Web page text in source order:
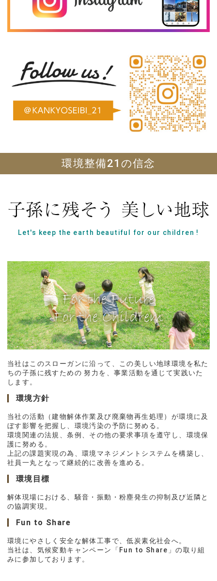
環境整備21の信念
Let's keep the earth beautiful for our children !
当社はこのスローガンに沿って、この美しい地球環境を私た
ちの子孫に残すための 努力を、事業活動を通じて実践いた
します。
環境方針
当社の活動（建物解体作業及び廃棄物再生処理）が環境に及
ぼす影響を把握し、環境汚染の予防に努める。
環境関連の法規、条例、その他の要求事項を遵守し、環境保
護に努める。
上記の課題実現の為、環境マネジメントシステムを構築し、
社員一丸となって継続的に改善を進める。
環境目標
解体現場における、騒音・振動・粉塵発生の抑制及び近隣と
の協調実現。
Fun to Share
環境にやさしく安全な解体工事で、低炭素化社会へ。
当社は、気候変動キャンペーン「Fun to Share」の取り組
みに参加しております。